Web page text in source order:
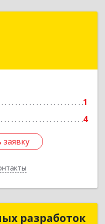
1
4
г, Поленова ул,
разработок
разработок